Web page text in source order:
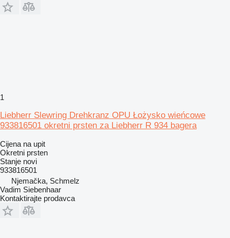
1
Liebherr Slewring Drehkranz OPU Łożysko wieńcowe
933816501 okretni prsten za Liebherr R 934 bagera
Cijena na upit
Okretni prsten
Stanje novi
933816501
Njemačka, Schmelz
Vadim Siebenhaar
Kontaktirajte prodavca